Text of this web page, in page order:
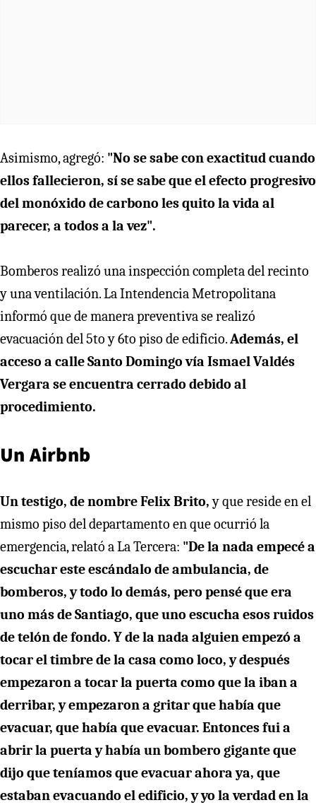
Asimismo, agregó: "No se sabe con exactitud cuando
ellos fallecieron, sí se sabe que el efecto progresivo
del monóxido de carbono les quito la vida al
parecer, a todos a la vez".
Bomberos realizó una inspección completa del recinto
y una ventilación. La Intendencia Metropolitana
informó que de manera preventiva se realizó
evacuación del 5to y 6to piso de edificio.Además, el
acceso a calle Santo Domingo vía Ismael Valdés
Vergara se encuentra cerrado debido al
procedimiento.
Un Airbnb
Un testigo, de nombre Felix Brito,y que reside en el
mismo piso del departamento en que ocurrió la
emergencia, relató a La Tercera: "De la nada empecé a
escuchar este escándalo de ambulancia, de
bomberos, y todo lo demás, pero pensé que era
uno más de Santiago, que uno escucha esos ruidos
de telón de fondo. Y de la nada alguien empezó a
tocar el timbre de la casa como loco, y después
empezaron a tocar la puerta como que la iban a
derribar, y empezaron a gritar que había que
evacuar, que había que evacuar. Entonces fui a
abrir la puerta y había un bombero gigante que
dijo que teníamos que evacuar ahora ya, que
estaban evacuando el edificio, y yo la verdad en la